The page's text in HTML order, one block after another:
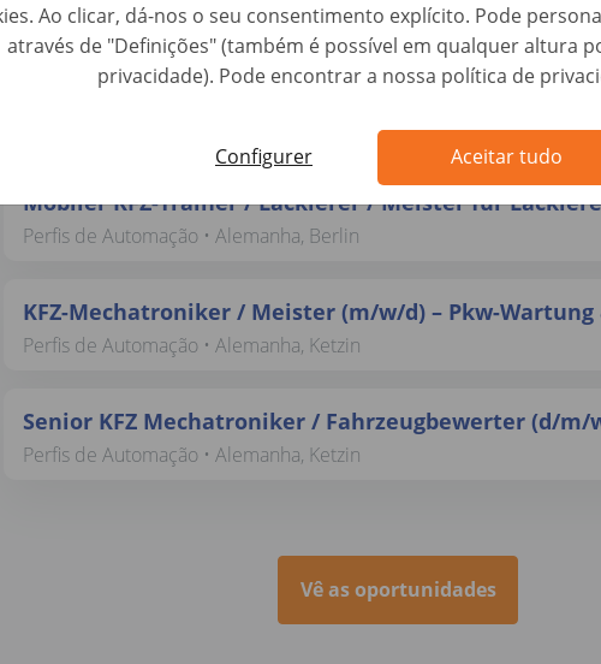
Ao clicar, dá-nos o seu consentimento explícito. Pode
através de "Definições" (também é possível em qualquer altura
privacidade). Pode encontrar a nossa política de
Configurer Aceitar tudo
Perfis de Automação • Alemanha, Ketzin
Fahrzeugaufbereiter (d/m/w)
Mobiler KFZ-Trainer / Lackierer / Meister für
Perfis de Automação • Alemanha, Berlin
KFZ-Mechatroniker / Meister (m/w/d) – Pkw-
Perfis de Automação • Alemanha, Ketzin
Senior KFZ Mechatroniker / Fahrzeugbewerter (d/m/
Perfis de Automação • Alemanha, Ketzin
Vê as oportunidades